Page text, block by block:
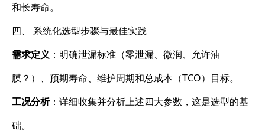
和长寿命。
四、 系统化选型步骤与最佳实践
需求定义 ：明确泄漏标准（零泄漏、微润、允许油
膜？）、预期寿命、维护周期和总成本（TCO）目标。
工况分析：详细收集并分析上述四大参数，这是选型的基
础。